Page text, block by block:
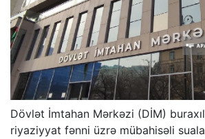
Dövlət İmtahan Mərkəzi (DİM)
riyaziyyat fənni üzrə mübahisəli